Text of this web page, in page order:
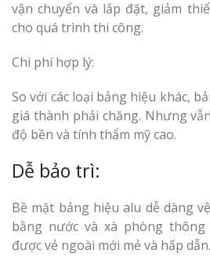
vận chuyển và lắp đặt, giảm
cho quá trình thi công.
Chi phí hợp lý:
So với các loại bảng hiệu khác,
giá thành phải chăng. Nhưng
độ bền và tính thẩm mỹ cao.
Dễ bảo trì:
Bề mặt bảng hiệu alu dễ dàng
bằng nước và xà phòng
được vẻ ngoài mới mẻ và hấp dẫn.